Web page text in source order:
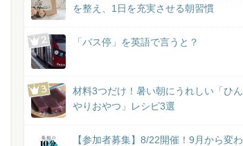
を整え、1日を充実させる朝習慣
「バス停」を英語で言うと？
材料3つだけ！暑い朝にうれしい「ひん
やりおやつ」レシピ3選
【参加者募集】8/22開催！9月から変わ